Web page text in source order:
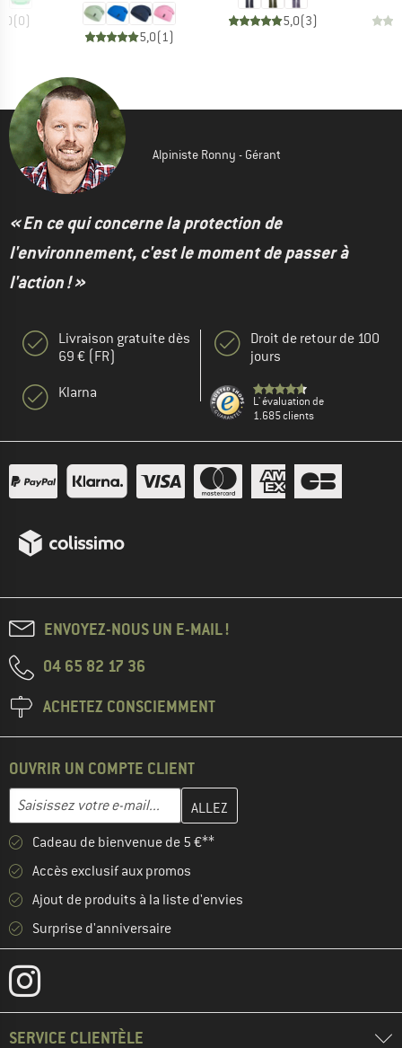
(0)
5,0(1)
5,0(3)
Alpiniste Ronny - Gérant
« En ce qui concerne la protection de
l'environnement, c'est le moment de passer à
l'action ! »
Livraison gratuite dès
69 € (FR)
Klarna
Droit de retour de 100
jours
L' évaluation de
1.685 clients
ENVOYEZ-NOUS UN E-MAIL !
04 65 82 17 36
ACHETEZ CONSCIEMMENT
OUVRIR UN COMPTE CLIENT
Adresse e-mail
Entrez votre adresse e-mail ici et créez votre compte client à la
Cadeau de bienvenue de 5 €**
Accès exclusif aux promos
Ajout de produits à la liste d'envies
Surprise d'anniversaire
SERVICE CLIENTÈLE